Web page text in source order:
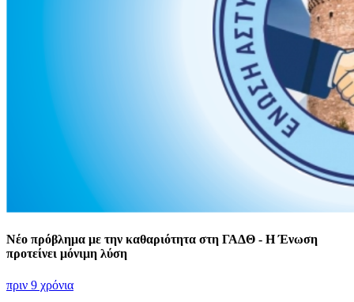
Νέο πρόβλημα με την καθαριότητα στη ΓΑΔΘ - Η Ένωση
προτείνει μόνιμη λύση
πριν 9 χρόνια